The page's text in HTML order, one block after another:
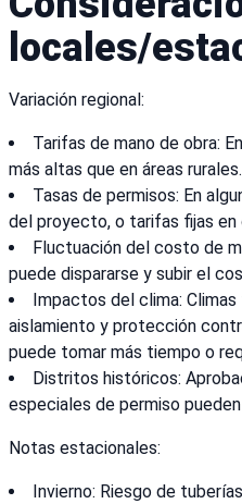
locales/
Variación regional:
Tarifas de mano de obra:
más altas que en áreas rurales.
Tasas de permisos: En
del proyecto, o tarifas fijas en
Fluctuación del costo de
puede dispararse y subir el
Impactos del clima:
aislamiento y protección
puede tomar más tiempo o
Distritos históricos:
especiales de permiso
Notas estacionales:
Invierno: Riesgo de